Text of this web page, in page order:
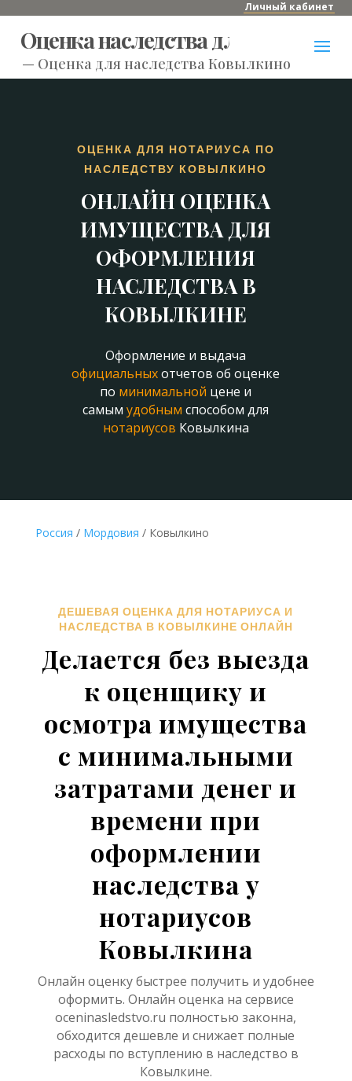
Личный кабинет
Оценка наследства для нотариуса
— Оценка для наследства Ковылкино
ОЦЕНКА ДЛЯ НОТАРИУСА ПО
НАСЛЕДСТВУ КОВЫЛКИНО
ОНЛАЙН ОЦЕНКА
ИМУЩЕСТВА ДЛЯ
ОФОРМЛЕНИЯ
НАСЛЕДСТВА В
КОВЫЛКИНЕ
Оформление и выдача
официальныхотчетов об оценке
по минимальной цене и
самымудобнымспособом для
нотариусов Ковылкина
Россия / Мордовия / Ковылкино
ДЕШЕВАЯ ОЦЕНКА ДЛЯ НОТАРИУСА И
НАСЛЕДСТВА В КОВЫЛКИНЕ ОНЛАЙН
Делается без выезда
к оценщику и
осмотра имущества
с минимальными
затратами денег и
времени при
оформлении
наследства у
нотариусов
Ковылкина
Онлайн оценку быстрее получить и удобнее
оформить. Онлайн оценка на сервисе
oceninasledstvo.ru полностью законна,
обходится дешевле и снижает полные
расходы по вступлению в наследство в
Ковылкине.